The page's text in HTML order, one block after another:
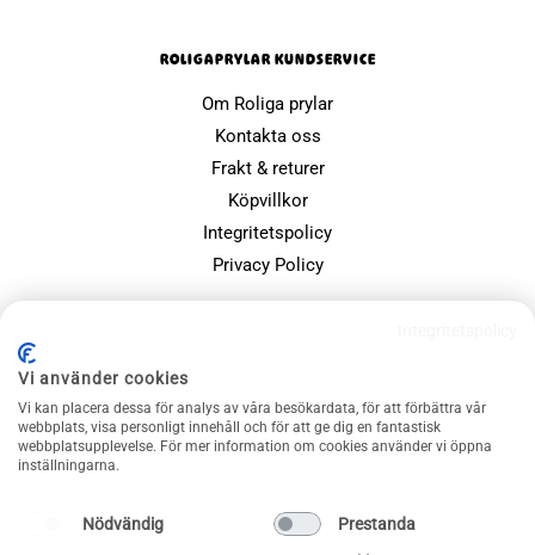
ROLIGAPRYLAR KUNDSERVICE
Om Roliga prylar
Kontakta oss
Frakt & returer
Köpvillkor
Integritetspolicy
Privacy Policy
Julklappsspelet
Merchandise
Vi använder cookies
Vi kan placera dessa för analys av våra besökardata, för att förbättra vår
webbplats, visa personligt innehåll och för att ge dig en fantastisk
webbplatsupplevelse. För mer information om cookies använder vi öppna
inställningarna.
Nödvändig Prestanda